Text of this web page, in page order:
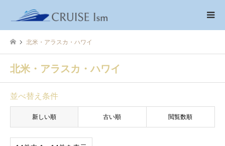
北米・アラスカ・ハワイ
北米・アラスカ・ハワイ
並べ替え条件
新しい順 古い順 閲覧数順